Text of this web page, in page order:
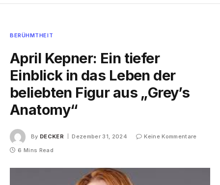
BERÜHMTHEIT
April Kepner: Ein tiefer
Einblick in das Leben der
beliebten Figur aus „Grey’s
Anatomy“
By DECKER Dezember 31, 2024
Keine Kommentare
6 Mins Read